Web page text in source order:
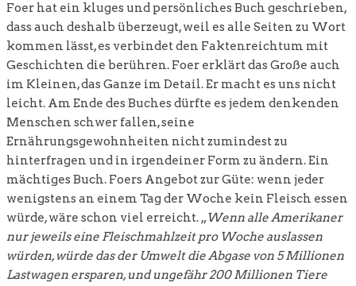
Foer hat ein kluges und persönliches Buch geschrieben,
dass auch deshalb überzeugt, weil es alle Seiten zu Wort
kommen lässt, es verbindet den Faktenreichtum mit
Geschichten die berühren. Foer erklärt das Große auch
im Kleinen, das Ganze im Detail. Er macht es uns nicht
leicht. Am Ende des Buches dürfte es jedem denkenden
Menschen schwer fallen, seine
Ernährungsgewohnheiten nicht zumindest zu
hinterfragen und in irgendeiner Form zu ändern. Ein
mächtiges Buch. Foers Angebot zur Güte: wenn jeder
wenigstens an einem Tag der Woche kein Fleisch essen
würde, wäre schon viel erreicht. „Wenn alle Amerikaner
nur jeweils eine Fleischmahlzeit pro Woche auslassen
würden, würde das der Umwelt die Abgase von 5 Millionen
Lastwagen ersparen, und ungefähr 200 Millionen Tiere